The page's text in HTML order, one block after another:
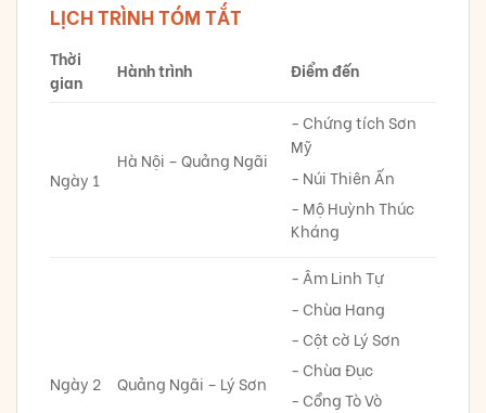
LỊCH TRÌNH TÓM TẮT
Thời
gian
Hành trình Điểm đến
Ngày 1
Hà Nội – Quảng Ngãi
- Chứng tích Sơn
Mỹ
- Núi Thiên Ấn
- Mộ Huỳnh Thúc
Kháng
Ngày 2 Quảng Ngãi – Lý Sơn
- Âm Linh Tự
- Chùa Hang
- Cột cờ Lý Sơn
- Chùa Đục
- Cổng Tò Vò